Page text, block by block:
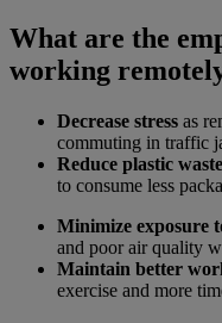
What are the
working
Decrease stress as
commuting in traffic
Reduce plastic waste
to consume less
Minimize exposure
and poor air quality
Maintain better
exercise and more